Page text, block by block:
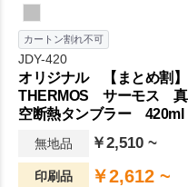
カートン割れ不可
JDY-420
オリジナル 【まとめ割】
THERMOS サーモス 真
空断熱タンブラー 420ml
無地品 ￥2,510 ~
印刷品 ￥2,612 ~